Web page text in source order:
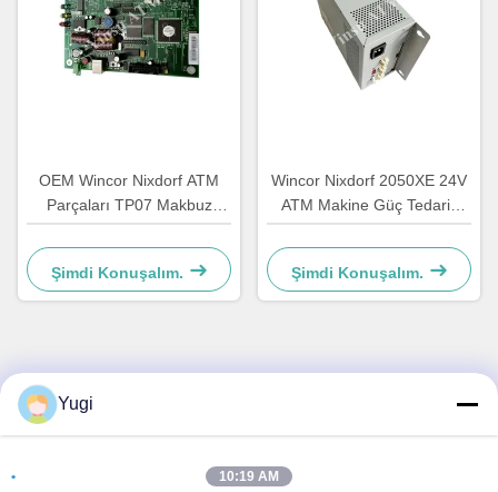
OEM Wincor Nixdorf ATM
Parçaları TP07 Makbuz
Yazıcısı Ana PCB
Denetleyicisi Tahta
01750063547
Şimdi Konuşalım.
Wincor Nixdorf 2050XE 24V
ATM Makine Güç Tedarik
Parçası 01750069162
1750069162
Şimdi Konuşalım.
Hızlı İletişim
Oda 502, Bina 5, Qide Gayrimenkul Parkı, 2-1, Xingye
Yugi
10:19 AM